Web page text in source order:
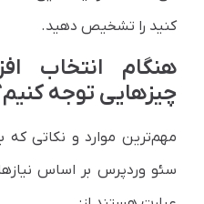
کنید را تشخیص دهید.
هنگام انتخاب
چیزهایی توجه
مهم‌ترین موارد و نکاتی که
سئو وردپرس بر اساس